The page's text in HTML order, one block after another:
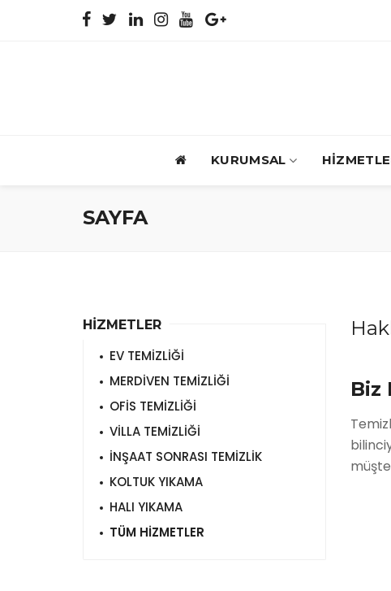
KURUMSAL
SAYFA
Biz
HİZMETLER
EV TEMİZLİĞİ
MERDİVEN TEMİZLİĞİ
OFİS TEMİZLİĞİ
VİLLA TEMİZLİĞİ
İNŞAAT SONRASI TEMİZLİK
KOLTUK YIKAMA
HALI YIKAMA
TÜM HİZMETLER